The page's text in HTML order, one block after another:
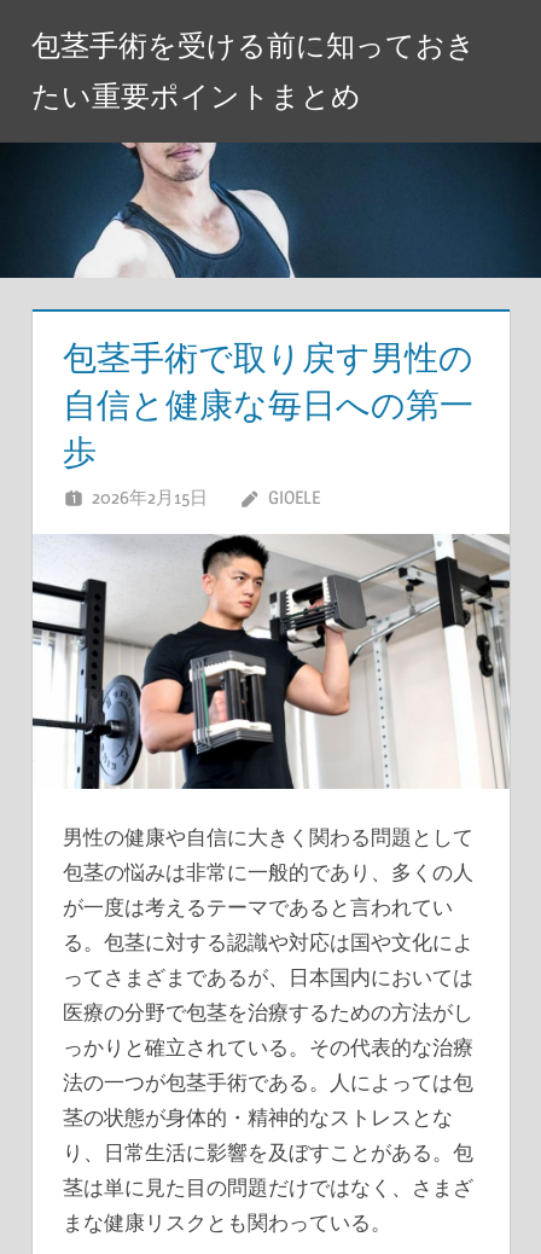
包茎手術を受ける前に知っておき
たい重要ポイントまとめ
包茎手術で取り戻す男性の
自信と健康な毎日への第一
歩
2026年2月15日 GIOELE
男性の健康や自信に大きく関わる問題として
包茎の悩みは非常に一般的であり、多くの人
が一度は考えるテーマであると言われてい
る。 包茎に対する認識や対応は国や文化によ
ってさまざまであるが、日本国内においては
医療の分野で包茎を治療するための方法がし
っかりと確立されている。その代表的な治療
法の一つが包茎手術である。人によっては包
茎の状態が身体的・精神的なストレスとな
り、日常生活に影響を及ぼすことがある。包
茎は単に見た目の問題だけではなく、さまざ
まな健康リスクとも関わっている。